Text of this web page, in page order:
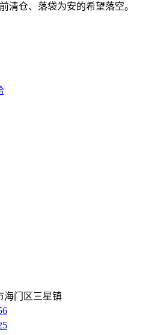
清仓、落袋为安的希望落空。
海门区三星镇